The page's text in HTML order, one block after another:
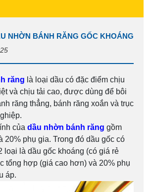
NHỜN BÁNH RĂNG GỐC KHOÁNG
răng là loại dầu có đặc điểm chịu
và chịu tải cao, được dùng để bôi
răng thẳng, bánh răng xoắn và trục
của dầu nhờn bánh răng gồm
20% phụ gia. Trong đó dầu gốc có
loại là dầu gốc khoáng (có giá rẻ
tổng hợp (giá cao hơn) và 20% phụ
áp.